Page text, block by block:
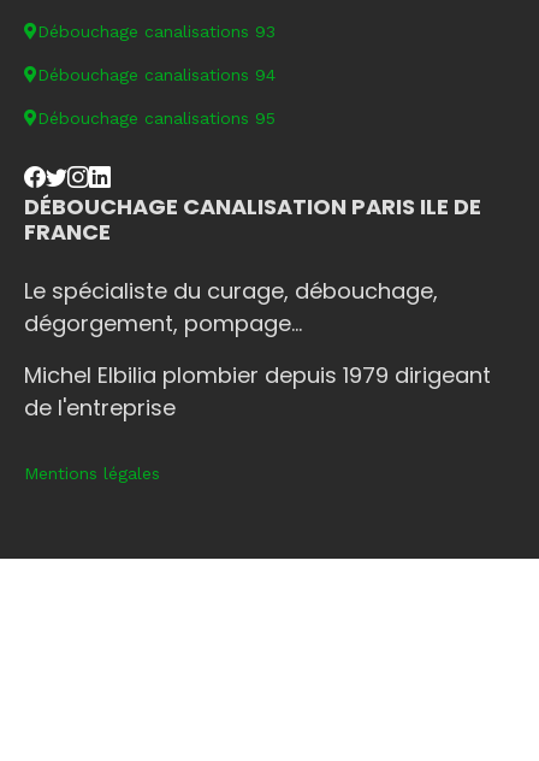
Débouchage canalisations 93
Débouchage canalisations 94
Débouchage canalisations 95
DÉBOUCHAGE CANALISATION PARIS ILE DE
FRANCE
Le spécialiste du curage, débouchage,
dégorgement, pompage...
Michel Elbilia plombier depuis 1979 dirigeant
de l'entreprise
Mentions légales